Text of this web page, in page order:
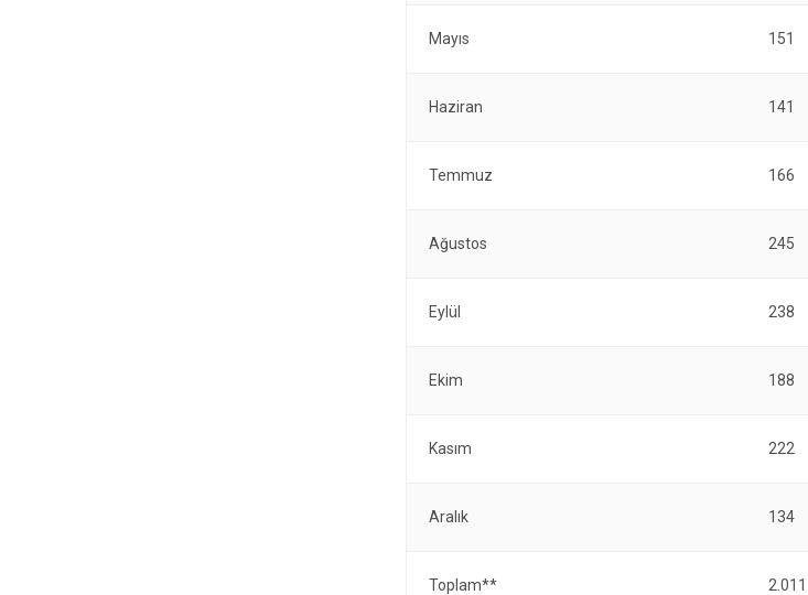
Mayıs 151
Haziran 141
Temmuz 166
Ağustos 245
Eylül 238
Ekim 188
Kasım 222
Aralık 134
Toplam** 2.011